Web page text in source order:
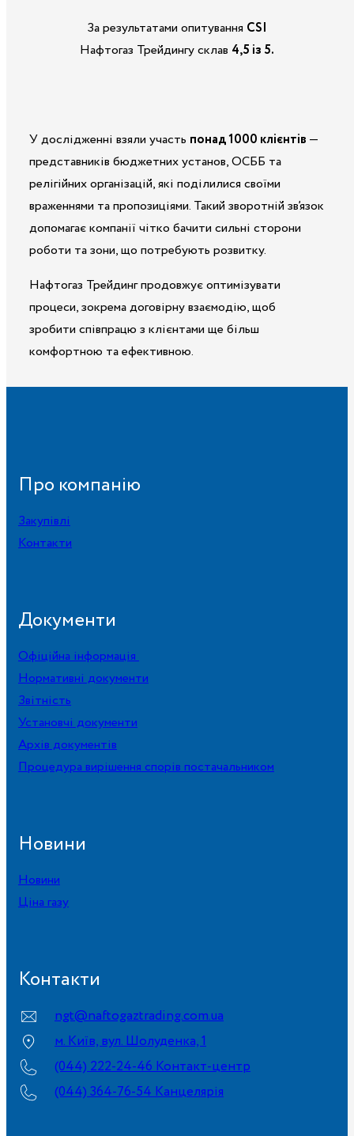
За результатами опитування CSI
Нафтогаз Трейдингу склав 4,5 із 5.
У дослідженні взяли участь понад 1000 клієнтів —
представників бюджетних установ, ОСББ та
релігійних організацій, які поділилися своїми
враженнями та пропозиціями. Такий зворотній зв’язок
допомагає компанії чітко бачити сильні сторони
роботи та зони, що потребують розвитку.
Нафтогаз Трейдинг продовжує оптимізувати
процеси, зокрема договірну взаємодію, щоб
зробити співпрацю з клієнтами ще більш
комфортною та ефективною.
Про компанію
Закупівлі
Контакти
Документи
Офіційна інформація
Нормативні документи
Звітність
Установчі документи
Архів документів
Процедура вирішення спорів постачальником
Новини
Новини
Ціна газу
Контакти
ngt@naftogaztrading.com.ua
м. Київ, вул. Шолуденка, 1
(044) 222-24-46 Контакт-центр
(044) 364-76-54 Канцелярія